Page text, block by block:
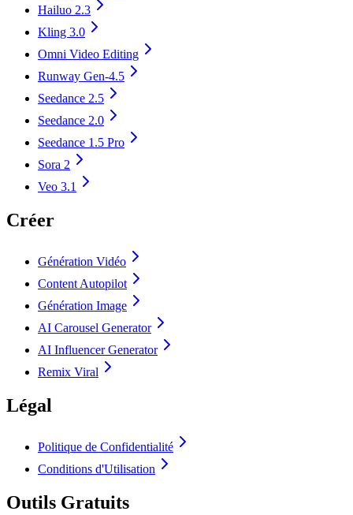
Hailuo 2.3
Kling 3.0
Omni Video Editing
Runway Gen-4.5
Seedance 2.5
Seedance 2.0
Seedance 1.5 Pro
Sora 2
Veo 3.1
Créer
Génération Vidéo
Content Autopilot
Génération Image
AI Carousel Generator
AI Influencer Generator
Remix Viral
Légal
Politique de Confidentialité
Conditions d'Utilisation
Outils Gratuits